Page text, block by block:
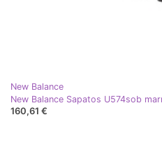
New Balance
New Balance Sapatos U574sob
160,61 €